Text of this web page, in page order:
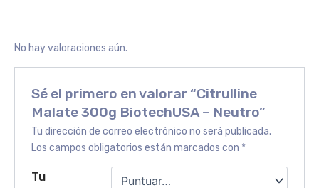
No hay valoraciones aún.
Sé el primero en valorar “Citrulline
Malate 300g BiotechUSA – Neutro”
Tu dirección de correo electrónico no será publicada.
Los campos obligatorios están marcados con *
Tu